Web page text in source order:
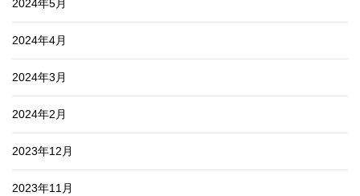
2024年5月
2024年4月
2024年3月
2024年2月
2023年12月
2023年11月